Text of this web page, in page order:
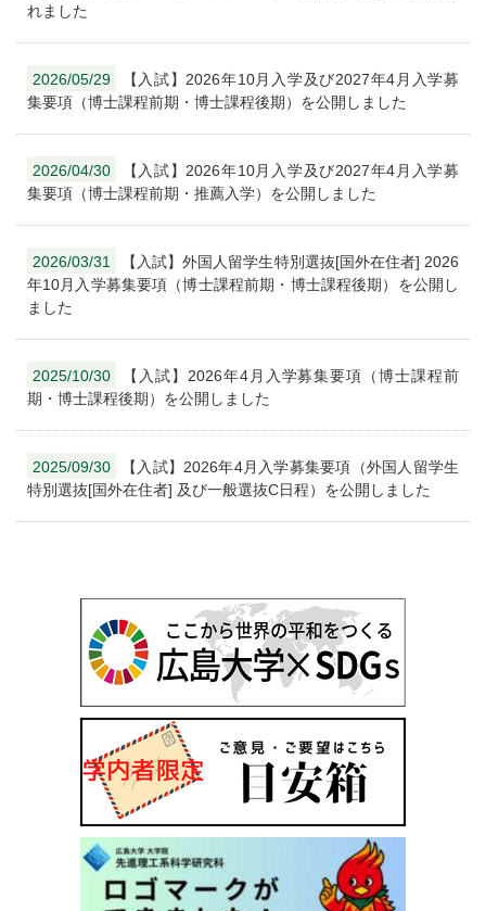
れました
2026/05/29
【入試】2026年10月入学及び2027年4月入学募
集要項（博士課程前期・博士課程後期）を公開しました
2026/04/30
【入試】2026年10月入学及び2027年4月入学募
集要項（博士課程前期・推薦入学）を公開しました
2026/03/31
【入試】外国人留学生特別選抜[国外在住者] 2026
年10月入学募集要項（博士課程前期・博士課程後期）を公開し
ました
2025/10/30
【入試】2026年4月入学募集要項（博士課程前
期・博士課程後期）を公開しました
2025/09/30
【入試】2026年4月入学募集要項（外国人留学生
特別選抜[国外在住者] 及び一般選抜C日程）を公開しました